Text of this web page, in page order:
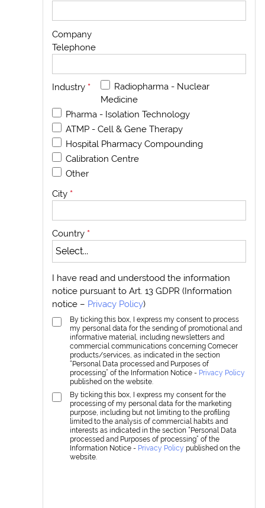
Company
Telephone
Industry *
Radiopharma - Nuclear
Medicine
Pharma - Isolation Technology
ATMP - Cell & Gene Therapy
Hospital Pharmacy Compounding
Calibration Centre
Other
City *
Country *
I have read and understood the information
notice pursuant to Art. 13 GDPR (Information
notice – Privacy Policy)
By ticking this box, I express my consent to process
my personal data for the sending of promotional and
informative material, including newsletters and
commercial communications concerning Comecer
products/services, as indicated in the section
“Personal Data processed and Purposes of
processing” of the Information Notice - Privacy Policy
published on the website.
By ticking this box, I express my consent for the
processing of my personal data for the marketing
purpose, including but not limiting to the profiling
limited to the analysis of commercial habits and
interests as indicated in the section “Personal Data
processed and Purposes of processing” of the
Information Notice - Privacy Policy published on the
website.